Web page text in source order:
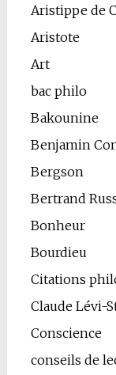
Aristippe de
Aristote
Art
bac philo
Bakounine
Benjamin
Bergson
Bertrand
Bonheur
Bourdieu
Citations
Claude Lévi-
Conscience
conseils de